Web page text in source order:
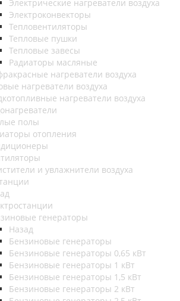
Электрические нагреватели воздуха
Электроконвекторы
Тепловентиляторы
Тепловые пушки
Тепловые завесы
Радиаторы масляные
нагреватели воздуха
нагреватели воздуха
нагреватели воздуха
полы
отопления
и увлажнители воздуха
генераторы
Назад
Бензиновые генераторы
Бензиновые генераторы 0,65 кВт
Бензиновые генераторы 1 кВт
Бензиновые генераторы 1,5 кВт
Бензиновые генераторы 2 кВт